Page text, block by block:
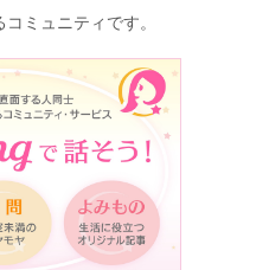
ミュニティです。